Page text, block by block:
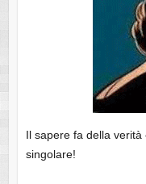
Il sapere fa della verità
singolare!